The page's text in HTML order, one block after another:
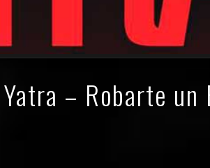
– Robarte un